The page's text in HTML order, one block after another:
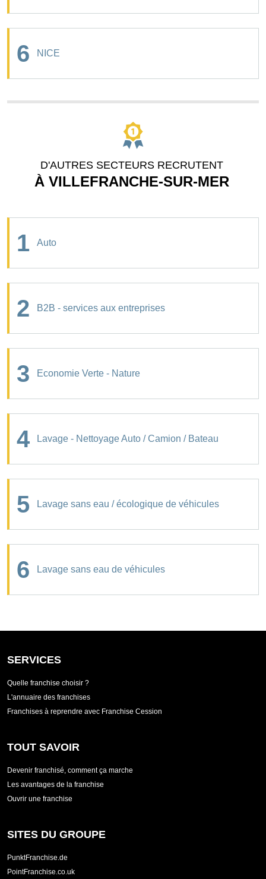
6 NICE
D'AUTRES SECTEURS RECRUTENT
À VILLEFRANCHE-SUR-MER
1 Auto
2 B2B - services aux entreprises
3 Economie Verte - Nature
4 Lavage - Nettoyage Auto / Camion / Bateau
5 Lavage sans eau / écologique de véhicules
6 Lavage sans eau de véhicules
SERVICES
Quelle franchise choisir ?
L'annuaire des franchises
Franchises à reprendre avec Franchise Cession
TOUT SAVOIR
Devenir franchisé, comment ça marche
Les avantages de la franchise
Ouvrir une franchise
SITES DU GROUPE
PunktFranchise.de
PointFranchise.co.uk